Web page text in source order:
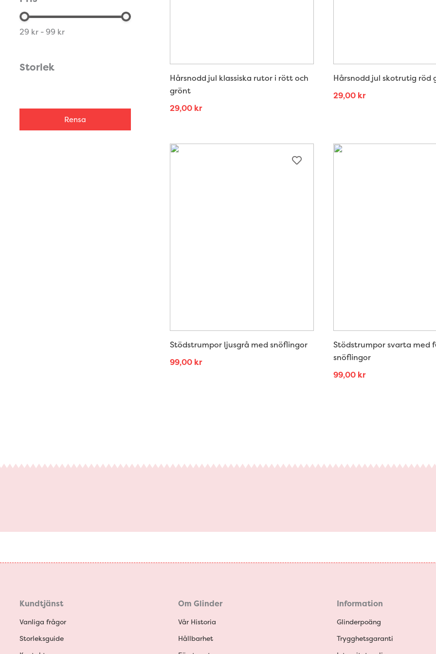
29 kr - 99 kr
Storlek
Rensa
Hårsnodd jul klassiska rutor i rött och
grönt
29,00 kr
Hårsnodd jul skotrutig röd
29,00 kr
Stödstrumpor ljusgrå med snöflingor
99,00 kr
Stödstrumpor svarta med
snöflingor
99,00 kr
Kundtjänst
Vanliga frågor
Storleksguide
Om Glinder
Vår Historia
Hållbarhet
Information
Glinderpoäng
Trygghetsgaranti